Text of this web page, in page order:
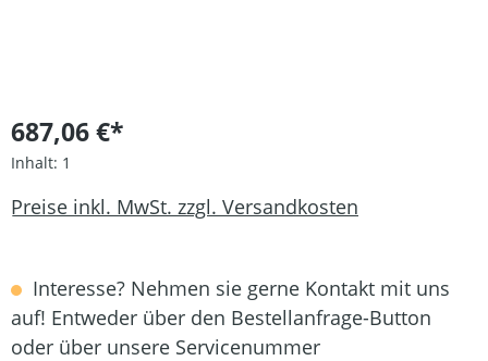
687,06 €*
Inhalt: 1
Preise inkl. MwSt. zzgl. Versandkosten
Interesse? Nehmen sie gerne Kontakt mit uns
auf! Entweder über den Bestellanfrage-Button
oder über unsere Servicenummer